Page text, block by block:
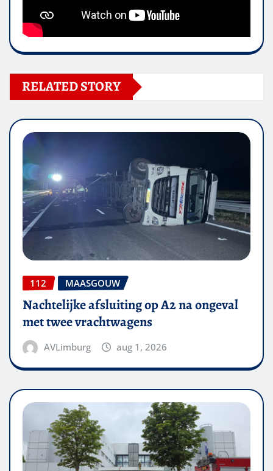
RELATED STORY
112 MAASGOUW
Nachtelijke afsluiting op A2 na ongeval
met twee vrachtwagens
AVLimburg aug 1, 2026